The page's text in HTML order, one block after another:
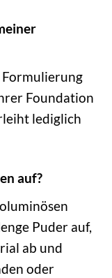
Foundation
lediglich
auf?
Puder auf,
ab und
oder